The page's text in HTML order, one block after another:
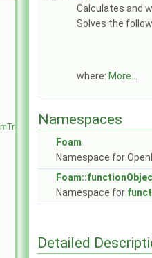
Calculates and
Solves the
where: More...
Namespaces
Foam
Namespace for
Namespace for
Detailed